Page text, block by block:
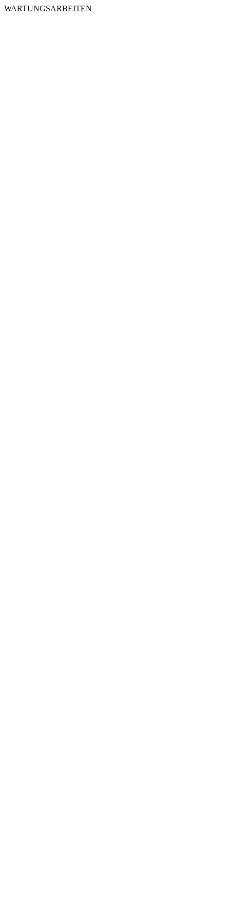
WARTUNGSARBEITEN